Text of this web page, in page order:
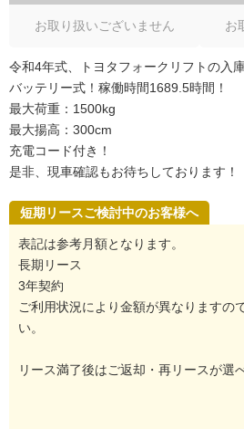
お取り扱いございません お
令和4年式、トヨタフォークリフトの入
バッテリー式！稼働時間1689.5時間！
最大荷重：1500kg
最大揚高：300cm
充電コード付き！
是非、現車確認もお待ちしております！
短期リースご検討中のお客様へ
表記は参考月額となります。
長期リース
3年契約
ご利用状況により金額が異なりますの
い。
リース満了後はご返却・再リースが選